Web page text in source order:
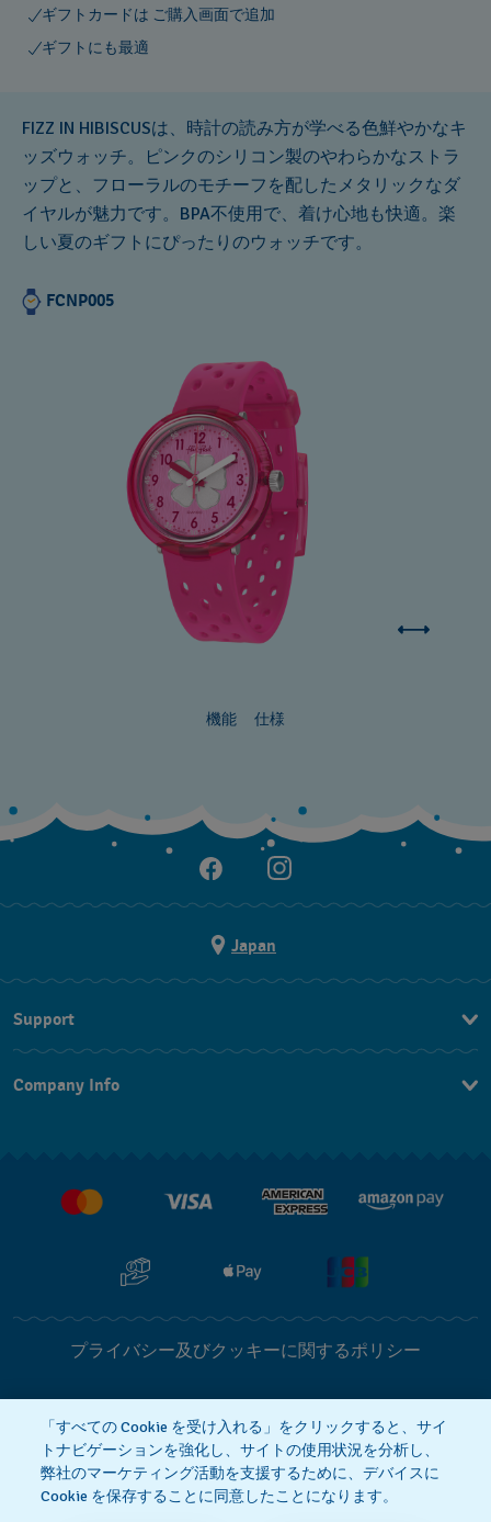
ギフトカードは ご購入画面で追加
ギフトにも最適
FIZZ IN HIBISCUSは、時計の読み方が学べる色鮮やかなキ
ッズウォッチ。ピンクのシリコン製のやわらかなストラ
ップと、フローラルのモチーフを配したメタリックなダ
イヤルが魅力です。BPA不使用で、着け心地も快適。楽
しい夏のギフトにぴったりのウォッチです。
FCNP005
機能 仕様
Japan
Support
よくあるご質問
Company Info
プライバシー及びクッキーに関するポリシー
Cookie notice 利用規約
特定商取引に関する法律に基づく表示
「すべての Cookie を受け入れる」をクリックすると、サイ
トナビゲーションを強化し、サイトの使用状況を分析し、
弊社のマーケティング活動を支援するために、デバイスに
Cookie を保存することに同意したことになります。